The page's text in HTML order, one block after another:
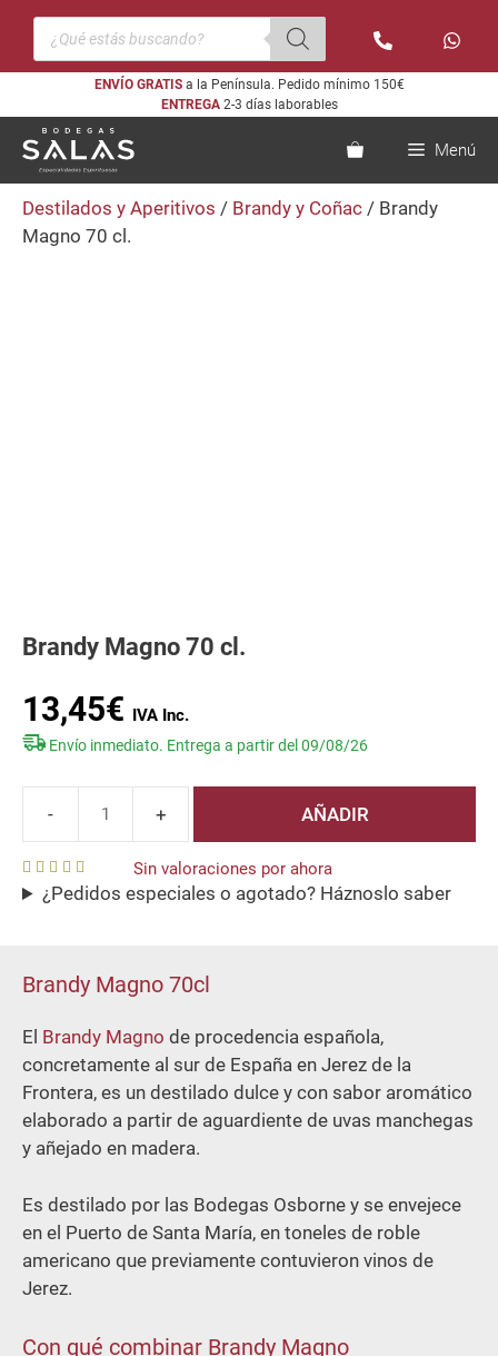
Saltar
contenido
Búsqueda
de
productos
ENVÍO GRATIS a la Península. Pedido mínimo 150€
ENTREGA 2-3 días laborables
Menú
Destilados y Aperitivos / Brandy y Coñac / Brandy
Magno 70 cl.
Brandy Magno 70 cl.
0
f
5
Sin valoraciones por ahora
13,45€
Envío inmediato. Entrega a partir del 09/08/26
70
AÑADIR
¿Pedidos especiales o agotado? Háznoslo saber
Brandy Magno 70cl
El Brandy Magno de procedencia española,
concretamente al sur de España en Jerez de la
Frontera, es un destilado dulce y con sabor aromático
elaborado a partir de aguardiente de uvas manchegas
y añejado en madera.
Es destilado por las Bodegas Osborne y se envejece
en el Puerto de Santa María, en toneles de roble
americano que previamente contuvieron vinos de
Jerez.
Con qué combinar Brandy Magno